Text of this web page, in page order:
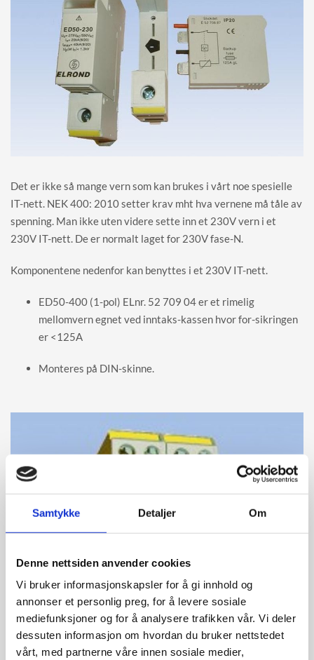
Samtykke Detaljer Om
Denne nettsiden anvender cookies
Vi bruker informasjonskapsler for å gi innhold og
annonser et personlig preg, for å levere sosiale
mediefunksjoner og for å analysere trafikken vår. Vi deler
dessuten informasjon om hvordan du bruker nettstedet
vårt, med partnerne våre innen sosiale medier,
Det er ikke så mange vern som kan brukes i vårt noe spesielle
IT-nett. NEK 400: 2010 setter krav mht hva vernene må tåle av
spenning. Man ikke uten videre sette inn et 230V vern i et
230V IT-nett. De er normalt laget for 230V fase-N.
Komponentene nedenfor kan benyttes i et 230V IT-nett.
ED50-400 (1-pol) ELnr. 52 709 04 er et rimelig
mellomvern egnet ved inntaks-kassen hvor for-sikringen
er <125A
Monteres på DIN-skinne.